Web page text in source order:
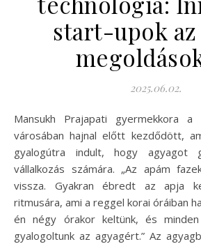
start-upok az
2025.06.02.
Mansukh Prajapati gyermekkora a nyugat-indiai Morbi
városában hajnal előtt kezdődött,
gyalogútra indult, hogy agyagot
vállalkozás számára. „Az apám
vissza. Gyakran ébredt az apja
ritmusára, ami a reggel korai óráiban
én négy órakor keltünk, és
gyalogoltunk az agyagért.” Az